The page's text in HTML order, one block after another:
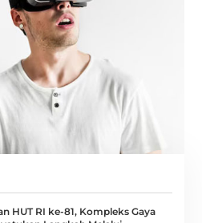
HUT RI ke-81, Kompleks Gaya